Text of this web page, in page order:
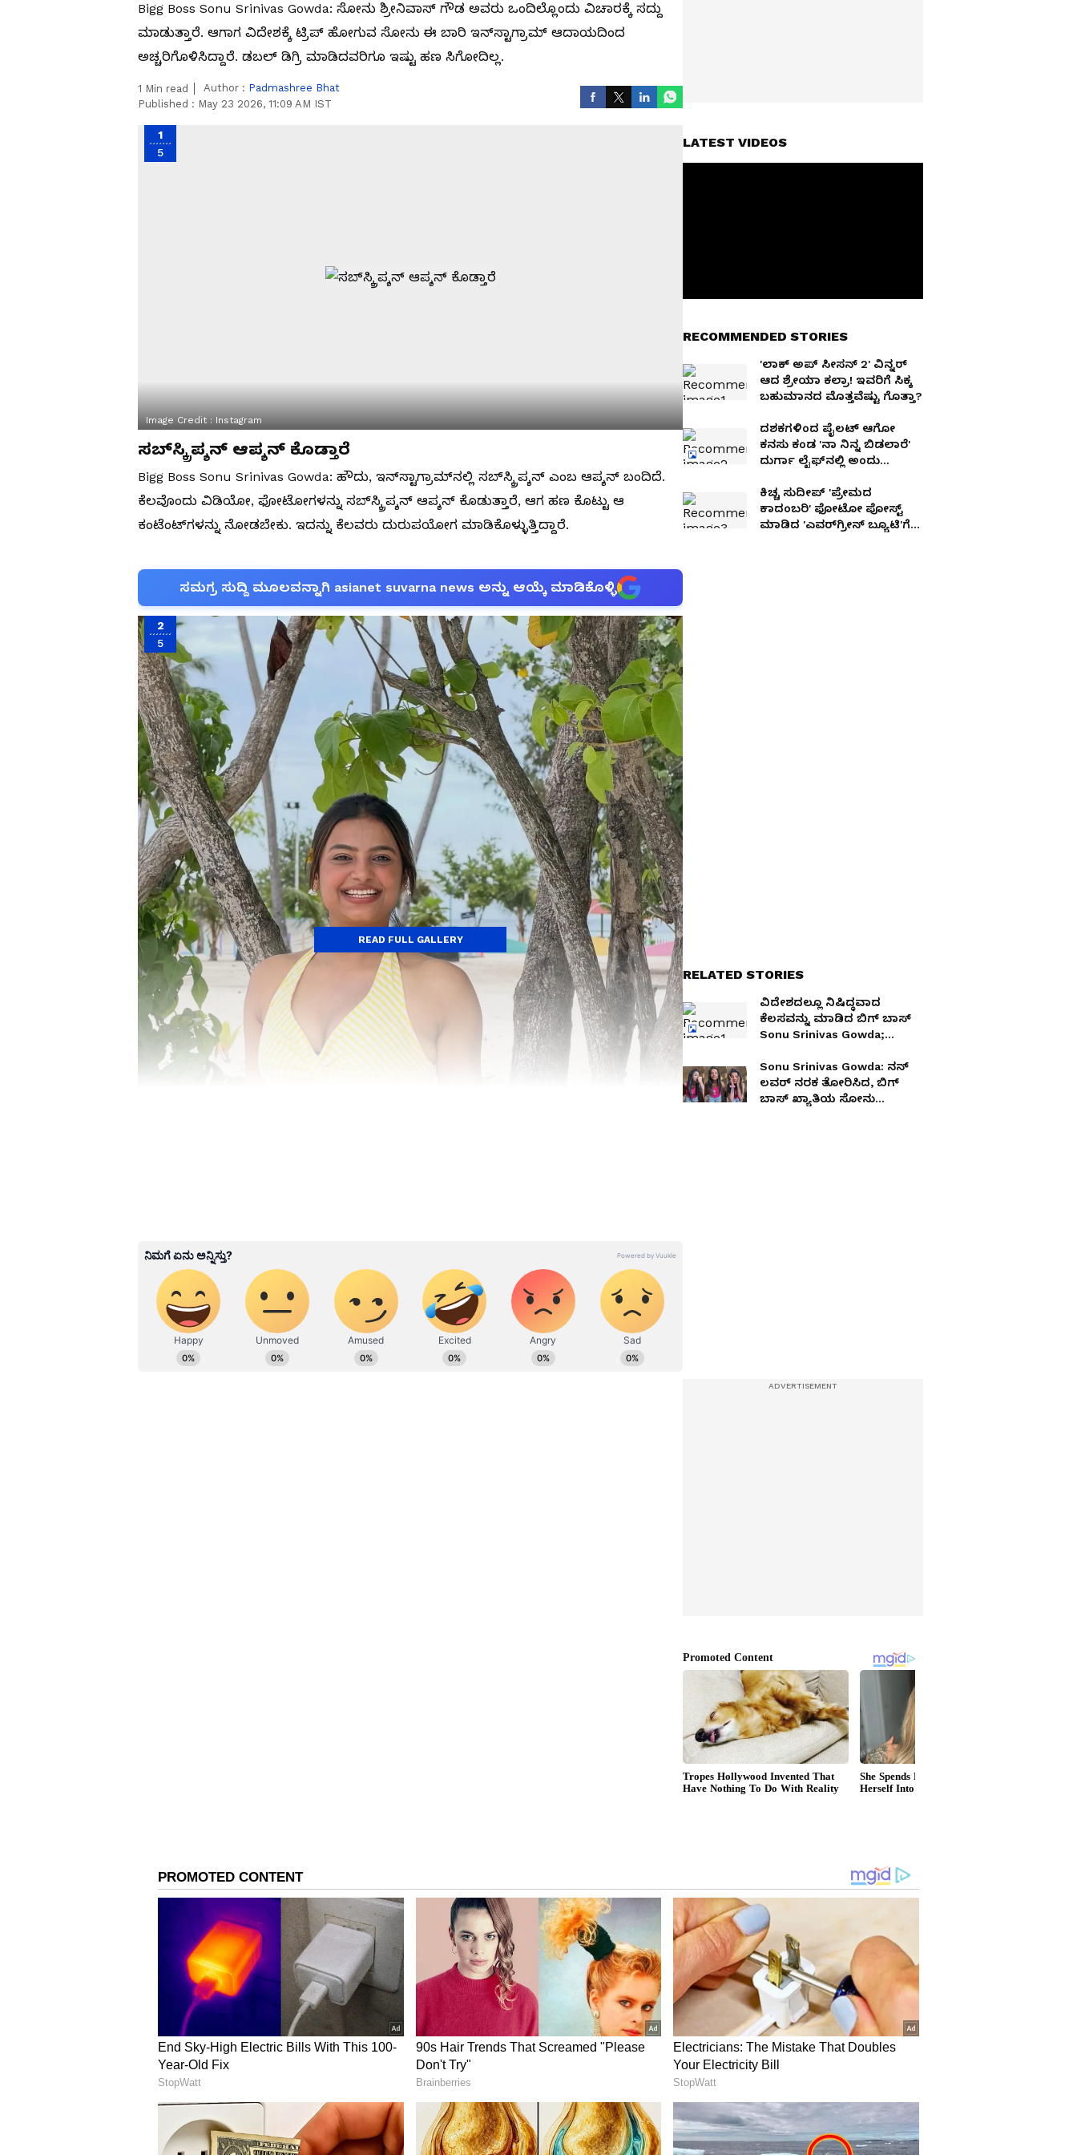
Bigg Boss Sonu Srinivas Gowda: ಸೋನು ಶ್ರೀನಿವಾಸ್ ಗೌಡ‌ ಅವರು ಒಂದಿಲ್ಲೊಂದು ವಿಚಾರಕ್ಕೆ ಸದ್ದು
ಮಾಡುತ್ತಾರೆ. ಆಗಾಗ ವಿದೇಶಕ್ಕೆ ಟ್ರಿಪ್‌ ಹೋಗುವ ಸೋನು ಈ ಬಾರಿ ಇನ್‌ಸ್ಟಾಗ್ರಾಮ್‌ ಆದಾಯದಿಂದ
ಅಚ್ಚರಿಗೊಳಿಸಿದ್ದಾರೆ. ಡಬಲ್‌ ಡಿಗ್ರಿ ಮಾಡಿದವರಿಗೂ ಇಷ್ಟು ಹಣ ಸಿಗೋದಿಲ್ಲ.
1 Min read Author : Padmashree Bhat
Published : May 23 2026, 11:09 AM IST
1
5
Image Credit : Instagram
ಸಬ್‌ಸ್ಕ್ರಿಪ್ಶನ್‌ ಆಪ್ಶನ್‌ ಕೊಡ್ತಾರೆ
Bigg Boss Sonu Srinivas Gowda: ಹೌದು, ಇನ್‌ಸ್ಟಾಗ್ರಾಮ್‌ನಲ್ಲಿ ಸಬ್‌ಸ್ಕ್ರಿಪ್ಶನ್‌ ಎಂಬ ಆಪ್ಶನ್‌ ಬಂದಿದೆ.
ಕೆಲವೊಂದು ವಿಡಿಯೋ, ಫೋಟೋಗಳನ್ನು ಸಬ್‌ಸ್ಕ್ರಿಪ್ಶನ್‌ ಆಪ್ಶನ್‌ ಕೊಡುತ್ತಾರೆ, ಆಗ ಹಣ ಕೊಟ್ಟು ಆ
ಕಂಟೆಂಟ್‌ಗಳನ್ನು ನೋಡಬೇಕು. ಇದನ್ನು ಕೆಲವರು ದುರುಪಯೋಗ ಮಾಡಿಕೊಳ್ಳುತ್ತಿದ್ದಾರೆ.
ಸಮಗ್ರ ಸುದ್ದಿ ಮೂಲವನ್ನಾಗಿ asianet suvarna news ಅನ್ನು ಆಯ್ಕೆ ಮಾಡಿಕೊಳ್ಳಿ
2
5
Image Credit : Instagram
ಕನ್ನಡದಲ್ಲಿ ಯಾರು ಆ ಆಪ್ಶನ್‌ ಕೊಟ್ಟಿದ್ದಾರೆ
Image Credit :
ಸಬ್‌ಸ್ಕ್ರೈಬ್‌ ಆಗಿ ನೋಡುವಂಥದ್ದು ಏನಿರುತ್ತದೆ?
ಸೋನು ಶ್ರೀನಿವಾಸ್‌ ಗೌಡ ಅವರ ಅಕೌಂಟ್‌ನಲ್ಲಿ ಸಬ್‌ಸ್ಕ್ರೈಬ್‌ ಆಪ್ಶನ್‌ ಇದ್ದು, ಮೇಲ್ನೋಟಕ್ಕೆ ಬೋಲ್ಡ್‌
ಫೋಟೋಗಳು ಕಾಣುತ್ತಿವೆ. ಈ ರೀತಿ ಆಪ್ಶನ್‌ಗಳಲ್ಲಿ BTS ವಿಡಿಯೋ, ಪರ್ಸನಲ್‌ ವಿಷಯಗಳಿರುತ್ತವೆ ಎಂದು
ಕೆಲವರು ಹೇಳೋದುಂಟು. ಸಬ್‌ಸ್ಕ್ರೈಬ್‌ ಆಗಿ ನೋಡುವಂಥ ಕಂಟೆಂಟ್‌ ಏನು ಇರುತ್ತದೆ? ಏನು ಮಾಹಿತಿ
ನೀಡುತ್ತಾರೆ ಎಂದು ಅವರೇ ಹೇಳಬೇಕು.
READ FULL GALLERY
LATEST VIDEOS
RECOMMENDED STORIES
'ಲಾಕ್ ಅಪ್ ಸೀಸನ್ 2' ವಿನ್ನರ್
ಆದ ಶ್ರೇಯಾ ಕಲ್ರಾ! ಇವರಿಗೆ ಸಿಕ್ಕ
ಬಹುಮಾನದ ಮೊತ್ತವೆಷ್ಟು ಗೊತ್ತಾ?
ದಶಕಗಳಿಂದ ಪೈಲಟ್​ ಆಗೋ
ಕನಸು ಕಂಡ 'ನಾ ನಿನ್ನ ಬಿಡಲಾರೆ'
ದುರ್ಗಾ ಲೈಫ್​ನಲ್ಲಿ ಅಂದು
ಕಿಚ್ಚ ಸುದೀಪ್ 'ಪ್ರೇಮದ
ಕಾದಂಬರಿ' ಫೋಟೋ ಪೋಸ್ಟ್‌
ಮಾಡಿದ 'ಎವರ್‌ಗ್ರೀನ್ ಬ್ಯೂಟಿ'ಗೆ
RELATED STORIES
ವಿದೇಶದಲ್ಲೂ ನಿಷಿದ್ಧವಾದ
ಕೆಲಸವನ್ನು ಮಾಡಿದ ಬಿಗ್‌ ಬಾಸ್
Sonu Srinivas Gowda;
Sonu Srinivas Gowda: ನನ್
ಲವರ್ ನರಕ ತೋರಿಸಿದ, ಬಿಗ್
ಬಾಸ್ ಖ್ಯಾತಿಯ ಸೋನು